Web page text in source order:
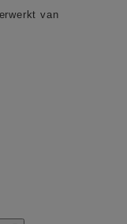
van